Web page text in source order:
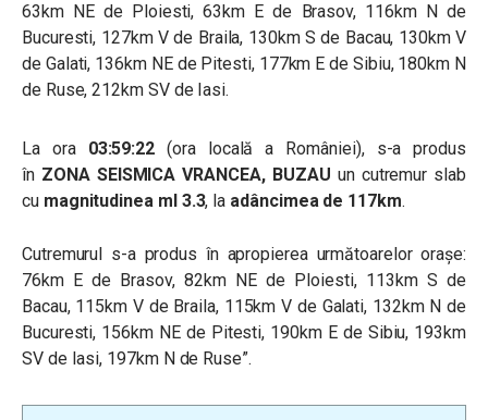
63km NE de Ploiesti, 63km E de Brasov, 116km N de
Bucuresti, 127km V de Braila, 130km S de Bacau, 130km V
de Galati, 136km NE de Pitesti, 177km E de Sibiu, 180km N
de Ruse, 212km SV de Iasi.
La ora 03:59:22 (ora locală a României), s-a produs
în ZONA SEISMICA VRANCEA, BUZAU un cutremur slab
cu magnitudinea ml 3.3, la adâncimea de 117km.
Cutremurul s-a produs în apropierea următoarelor oraşe:
76km E de Brasov, 82km NE de Ploiesti, 113km S de
Bacau, 115km V de Braila, 115km V de Galati, 132km N de
Bucuresti, 156km NE de Pitesti, 190km E de Sibiu, 193km
SV de Iasi, 197km N de Ruse”.